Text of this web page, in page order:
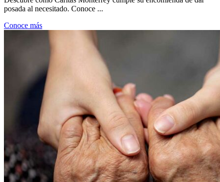
posada al necesitado. Conoce ...
Conoce más